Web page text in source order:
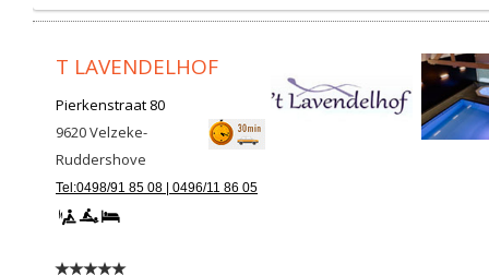
T LAVENDELHOF
Pierkenstraat 80
9620Velzeke-
Ruddershove
Tel:0498/91 85 08 | 0496/11 86 05